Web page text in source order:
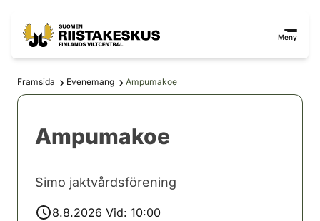
Meny
Framsida Evenemang Ampumakoe
Ampumakoe
Simo jaktvårdsförening
8.8.2026 Vid: 10:00